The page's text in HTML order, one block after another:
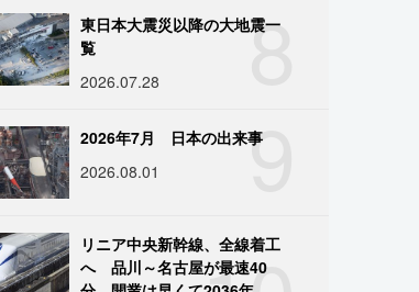
8
東日本大震災以降の大地震一
覧
2026.07.28
9
2026年7月 日本の出来事
2026.08.01
リニア中央新幹線、全線着工
へ 品川～名古屋が最速40